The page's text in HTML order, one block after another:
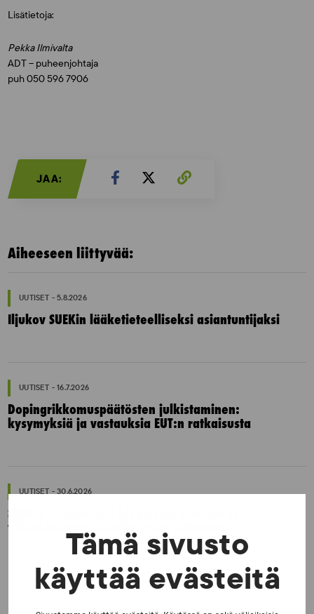
Tämä sivusto
käyttää evästeitä
Lisätietoja:
Pekka Ilmivalta
ADT – puheenjohtaja
puh 050 596 7906
JAA:
Aiheeseen liittyvää:
UUTISET - 5.8.2026
Iljukov SUEKin lääketieteelliseksi asiantuntijaksi
UUTISET - 16.7.2026
Dopingrikkomuspäätösten julkistaminen:
kysymyksiä ja vastauksia EUT:n ratkaisusta
UUTISET - 30.6.2026
SUEKin sivuilla uusi blogisarja urheilun ja
väkivaltaisten alakulttuurien suhteesta